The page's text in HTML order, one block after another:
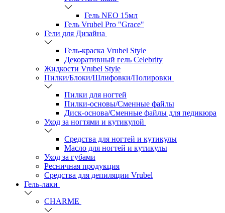
Гель NEO 15мл
Гель Vrubel Pro "Grace"
Гели для Дизайна
Гель-краска Vrubel Style
Декоративный гель Celebrity
Жидкости Vrubel Style
Пилки/Блоки/Шлифовки/Полировки
Пилки для ногтей
Пилки-основы/Сменные файлы
Диск-основа/Сменные файлы для педикюра
Уход за ногтями и кутикулой
Средства для ногтей и кутикулы
Масло для ногтей и кутикулы
Уход за губами
Ресничная продукция
Средства для депиляции Vrubel
Гель-лаки
СHARME